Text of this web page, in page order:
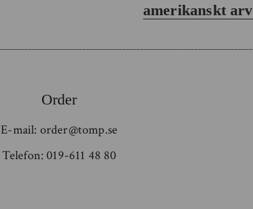
amerikanskt arv
Order
E-mail: order@tomp.se
Telefon:019-611 48 80